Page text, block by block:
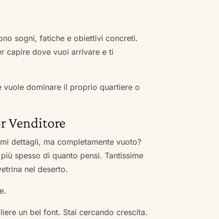
sogni, fatiche e obiettivi concreti.
capire dove vuoi arrivare e ti
vuole dominare il proprio quartiere o
Venditore
dettagli, ma completamente vuoto?
spesso di quanto pensi. Tantissime
nel deserto.
un bel font. Stai cercando crescita.